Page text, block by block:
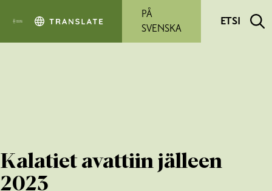
PÅ
SVENSKA
ETSI
Kalatiet avattiin jälleen
2023